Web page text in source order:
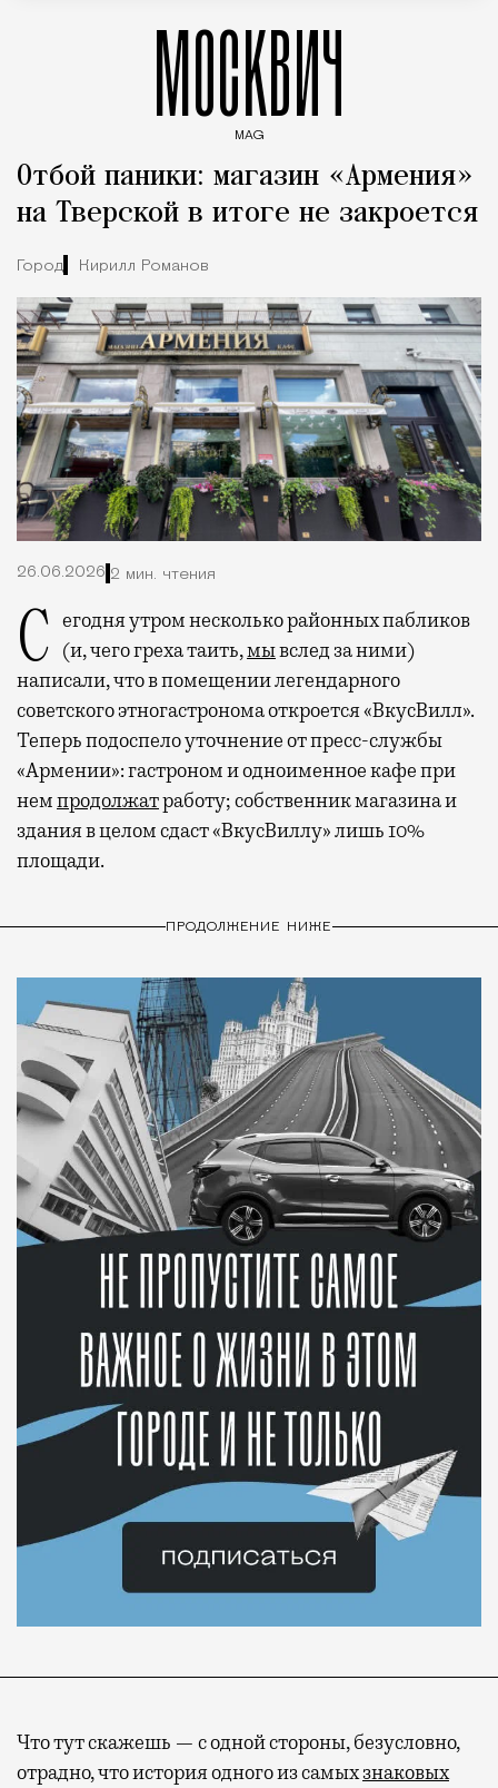
МОСКВИЧ
MAG
Отбой паники: магазин «Армения»
на Тверской в итоге не закроется
Город Кирилл Романов
26.06.2026 2 мин. чтения
Сегодня утром несколько районных пабликов (и, чего греха таить,мывслед за ними)
написали, что в помещении легендарного
советского этногастронома откроется «ВкусВилл».
Теперь подоспело уточнение от пресс-службы
«Армении»: гастроном и одноименное кафе при
немпродолжатработу; собственник магазина и
здания в целом сдаст «ВкусВиллу» лишь 10%
площади.
ПРОДОЛЖЕНИЕ НИЖЕ
Что тут скажешь — с одной стороны, безусловно,
отрадно, что история одного из самыхзнаковых